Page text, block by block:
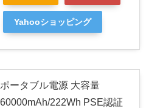
Yahooショッピング
ポータブル電源 大容量
60000mAh/222Wh PSE認証